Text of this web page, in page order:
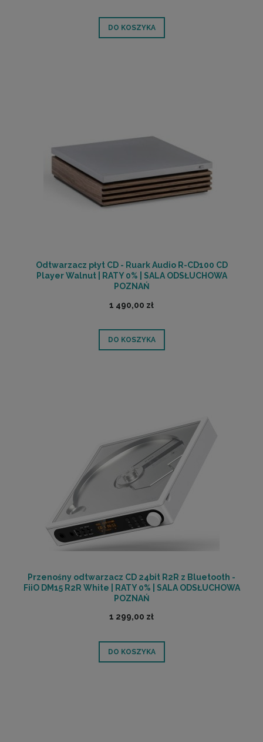
DO KOSZYKA
Odtwarzacz płyt CD - Ruark Audio R-CD100 CD
Player Walnut | RATY 0% | SALA ODSŁUCHOWA
POZNAŃ
1 490,00 zł
DO KOSZYKA
Przenośny odtwarzacz CD 24bit R2R z Bluetooth -
FiiO DM15 R2R White | RATY 0% | SALA ODSŁUCHOWA
POZNAŃ
1 299,00 zł
DO KOSZYKA